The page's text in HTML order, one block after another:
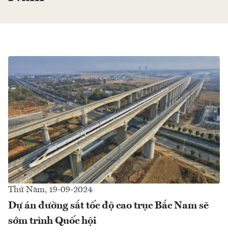
Thứ Năm, 19-09-2024
Dự án đường sắt tốc độ cao trục Bắc Nam sẽ
sớm trình Quốc hội